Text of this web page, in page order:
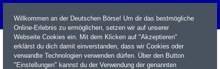
Willkommen an der Deutschen Börse! Um dir das bestmögliche
Online-Erlebnis zu ermöglichen, setzen wir auf unserer
Webseite Cookies ein. Mit dem Klicken auf "Akzeptieren"
erklärst du dich damit einverstanden, dass wir Cookies oder
verwandte Technologien verwenden dürfen. Über den Button
"Einstellungen" kannst du der Verwendung der genannten